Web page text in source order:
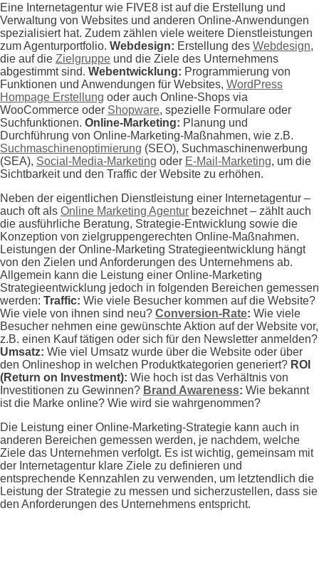
Eine Internetagentur wie FIVE8 ist auf die Erstellung und
Verwaltung von Websites und anderen Online-Anwendungen
spezialisiert hat. Zudem zählen viele weitere Dienstleistungen
zum Agenturportfolio. Webdesign: Erstellung des Webdesign,
die auf die Zielgruppe und die Ziele des Unternehmens
abgestimmt sind. Webentwicklung: Programmierung von
Funktionen und Anwendungen für Websites, WordPress
Hompage Erstellung oder auch Online-Shops via
WooCommerce oder Shopware, spezielle Formulare oder
Suchfunktionen. Online-Marketing: Planung und
Durchführung von Online-Marketing-Maßnahmen, wie z.B.
Suchmaschinenoptimierung (SEO), Suchmaschinenwerbung
(SEA), Social-Media-Marketing oder E-Mail-Marketing, um die
Sichtbarkeit und den Traffic der Website zu erhöhen.
Neben der eigentlichen Dienstleistung einer Internetagentur –
auch oft als Online Marketing Agentur bezeichnet – zählt auch
die ausführliche Beratung, Strategie-Entwicklung sowie die
Konzeption von zielgruppengerechten Online-Maßnahmen.
Leistungen der Online-Marketing Strategieentwicklung hängt
von den Zielen und Anforderungen des Unternehmens ab.
Allgemein kann die Leistung einer Online-Marketing
Strategieentwicklung jedoch in folgenden Bereichen gemessen
werden: Traffic: Wie viele Besucher kommen auf die Website?
Wie viele von ihnen sind neu? Conversion-Rate: Wie viele
Besucher nehmen eine gewünschte Aktion auf der Website vor,
z.B. einen Kauf tätigen oder sich für den Newsletter anmelden?
Umsatz: Wie viel Umsatz wurde über die Website oder über
den Onlineshop in welchen Produktkategorien generiert? ROI
(Return on Investment): Wie hoch ist das Verhältnis von
Investitionen zu Gewinnen? Brand Awareness: Wie bekannt
ist die Marke online? Wie wird sie wahrgenommen?
Die Leistung einer Online-Marketing-Strategie kann auch in
anderen Bereichen gemessen werden, je nachdem, welche
Ziele das Unternehmen verfolgt. Es ist wichtig, gemeinsam mit
der Internetagentur klare Ziele zu definieren und
entsprechende Kennzahlen zu verwenden, um letztendlich die
Leistung der Strategie zu messen und sicherzustellen, dass sie
den Anforderungen des Unternehmens entspricht.